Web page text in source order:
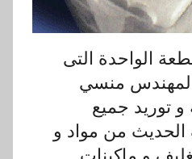
الواحدة التى
منسي
و توريد جميع
الحديث من مواد و